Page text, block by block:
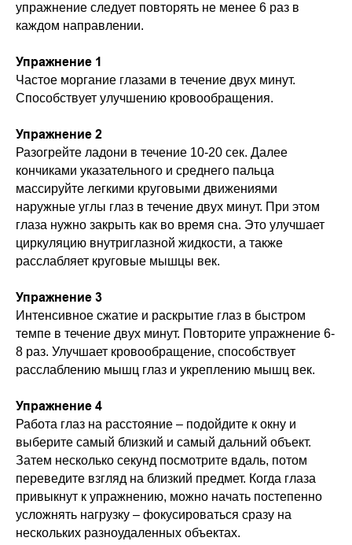
упражнение следует повторять не менее 6 раз в
каждом направлении.
Упражнение 1
Частое моргание глазами в течение двух минут.
Способствует улучшению кровообращения.
Упражнение 2
Разогрейте ладони в течение 10-20 сек. Далее
кончиками указательного и среднего пальца
массируйте легкими круговыми движениями
наружные углы глаз в течение двух минут. При этом
глаза нужно закрыть как во время сна. Это улучшает
циркуляцию внутриглазной жидкости, а также
расслабляет круговые мышцы век.
Упражнение 3
Интенсивное сжатие и раскрытие глаз в быстром
темпе в течение двух минут. Повторите упражнение 6-
8 раз. Улучшает кровообращение, способствует
расслаблению мышц глаз и укреплению мышц век.
Упражнение 4
Работа глаз на расстояние – подойдите к окну и
выберите самый близкий и самый дальний объект.
Затем несколько секунд посмотрите вдаль, потом
переведите взгляд на близкий предмет. Когда глаза
привыкнут к упражнению, можно начать постепенно
усложнять нагрузку – фокусироваться сразу на
нескольких разноудаленных объектах.